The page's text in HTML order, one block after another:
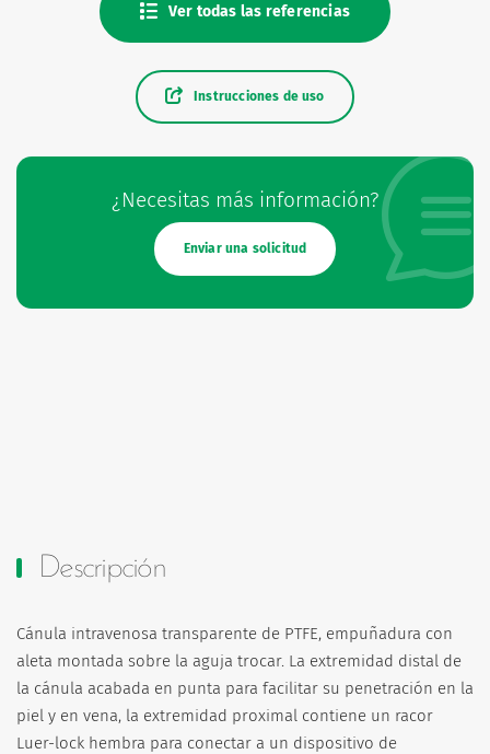
Ver todas las referencias
¿Necesitas más información?
Enviar una solicitud
Instrucciones de uso
Descripción
Cánula intravenosa transparente de PTFE, empuñadura con
aleta montada sobre la aguja trocar. La extremidad distal de
la cánula acabada en punta para facilitar su penetración en la
piel y en vena, la extremidad proximal contiene un racor
Luer-lock hembra para conectar a un dispositivo de